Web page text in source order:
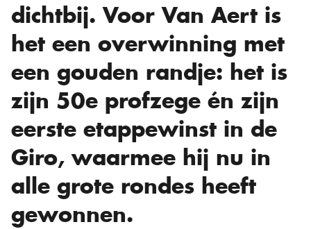
dichtbij. Voor Van Aert is
het een overwinning met
een gouden randje: het is
zijn 50e profzege én zijn
eerste etappewinst in de
Giro, waarmee hij nu in
alle grote rondes heeft
gewonnen.